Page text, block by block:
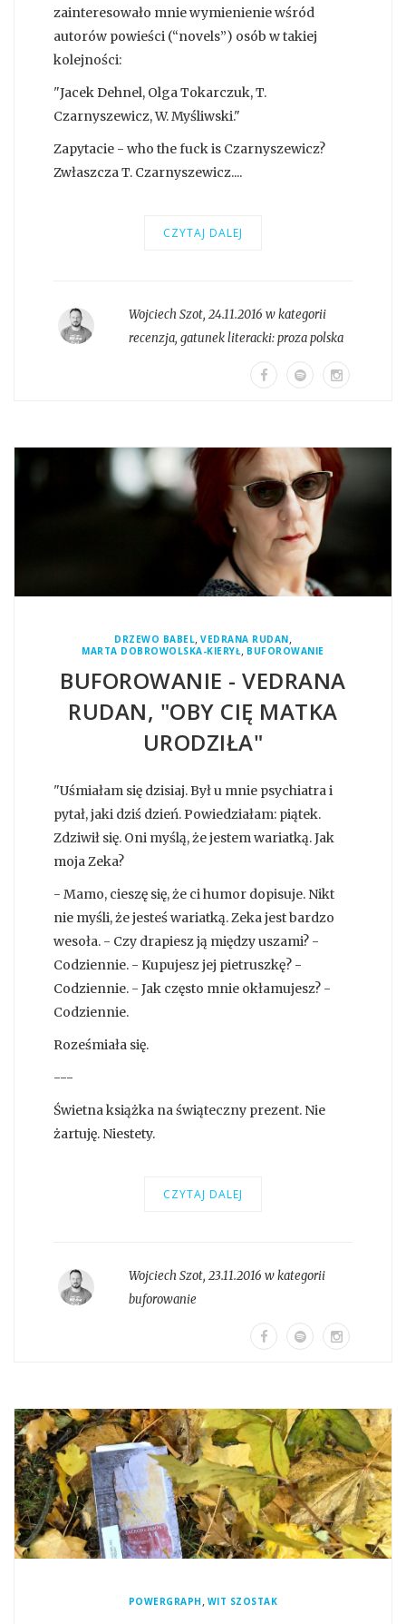
zainteresowało mnie wymienienie wśród
autorów powieści (“novels”) osób w takiej
kolejności:
"Jacek Dehnel, Olga Tokarczuk, T.
Czarnyszewicz, W. Myśliwski."
Zapytacie - who the fuck is Czarnyszewicz?
Zwłaszcza T. Czarnyszewicz....
CZYTAJ DALEJ
Wojciech Szot, 24.11.2016 w kategorii
recenzja, gatunek literacki:proza polska
DRZEWO BABEL,VEDRANA RUDAN,
MARTA DOBROWOLSKA-KIERYŁ, BUFOROWANIE
BUFOROWANIE - VEDRANA
RUDAN, "OBY CIĘ MATKA
URODZIŁA"
"Uśmiałam się dzisiaj. Był u mnie psychiatra i
pytał, jaki dziś dzień. Powiedziałam: piątek.
Zdziwił się. Oni myślą, że jestem wariatką. Jak
moja Zeka?
- Mamo, cieszę się, że ci humor dopisuje. Nikt
nie myśli, że jesteś wariatką. Zeka jest bardzo
wesoła. - Czy drapiesz ją między uszami? -
Codziennie. - Kupujesz jej pietruszkę? -
Codziennie. - Jak często mnie okłamujesz? -
Codziennie.
Roześmiała się.
---
Świetna książka na świąteczny prezent. Nie
żartuję. Niestety.
CZYTAJ DALEJ
Wojciech Szot, 23.11.2016 w kategorii
buforowanie
POWERGRAPH , WIT SZOSTAK